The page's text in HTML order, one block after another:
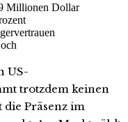
Millionen Dollar
US-
trotzdem keinen
Präsenz im